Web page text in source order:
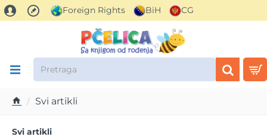
Foreign Rights BiH CG
Pretraga
Svi artikli
Svi artikli